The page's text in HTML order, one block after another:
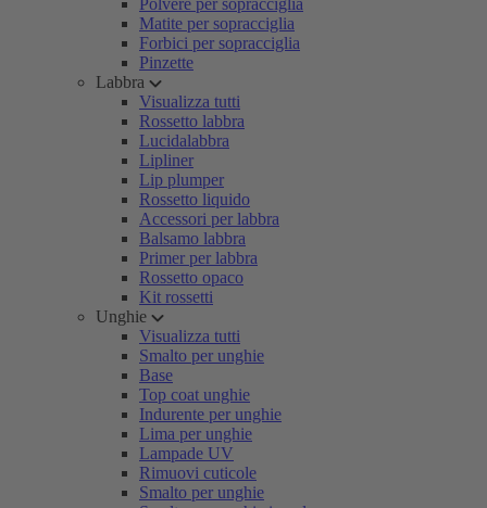
Polvere per sopracciglia
Matite per sopracciglia
Forbici per sopracciglia
Pinzette
Labbra
Visualizza tutti
Rossetto labbra
Lucidalabbra
Lipliner
Lip plumper
Rossetto liquido
Accessori per labbra
Balsamo labbra
Primer per labbra
Rossetto opaco
Kit rossetti
Unghie
Visualizza tutti
Smalto per unghie
Base
Top coat unghie
Indurente per unghie
Lima per unghie
Lampade UV
Rimuovi cuticole
Smalto per unghie